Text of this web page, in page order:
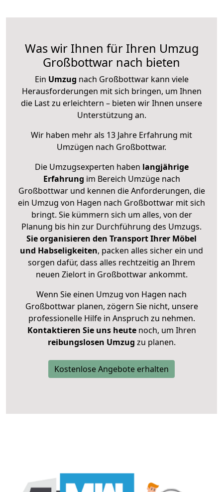
Was wir Ihnen für Ihren Umzug
Großbottwar nach bieten
Ein Umzug nach Großbottwar kann viele
Herausforderungen mit sich bringen, um Ihnen
die Last zu erleichtern – bieten wir Ihnen unsere
Unterstützung an.
Wir haben mehr als 13 Jahre Erfahrung mit
Umzügen nach Großbottwar.
Die Umzugsexperten haben langjährige
Erfahrung im Bereich Umzüge nach
Großbottwar und kennen die Anforderungen, die
ein Umzug von Hagen nach Großbottwar mit sich
bringt. Sie kümmern sich um alles, von der
Planung bis hin zur Durchführung des Umzugs.
Sie organisieren den Transport Ihrer Möbel
und Habseligkeiten, packen alles sicher ein und
sorgen dafür, dass alles rechtzeitig an Ihrem
neuen Zielort in Großbottwar ankommt.
Wenn Sie einen Umzug von Hagen nach
Großbottwar planen, zögern Sie nicht, unsere
professionelle Hilfe in Anspruch zu nehmen.
Kontaktieren Sie uns heutenoch, um Ihren
reibungslosen Umzug zu planen.
Kostenlose Angebote erhalten